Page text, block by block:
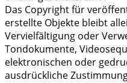
Das Copyright für
erstellte Objekte bleibt
Vervielfältigung oder
Tondokumente,
elektronischen oder
ausdrückliche